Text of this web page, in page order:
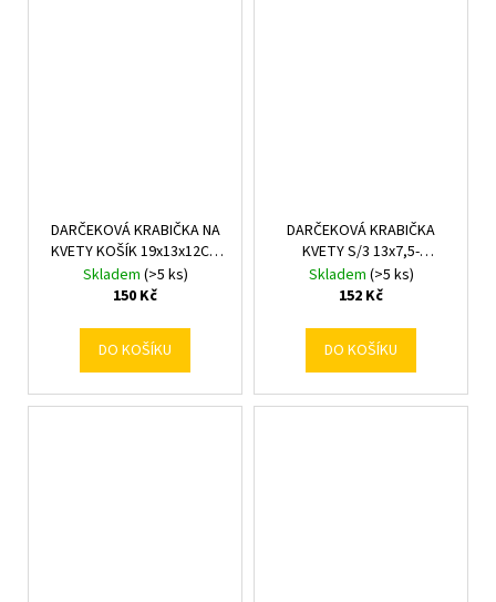
DARČEKOVÁ KRABIČKA NA
KVETY KOŠÍK 19x13x12CM
MIXF
Skladem (>5 ks)
150 Kč
DO KOŠÍKU
DARČEKOVÁ KRABIČKA
KVETY S/3 13x7,5-
17x9,5CM
Skladem (>5 ks)
152 Kč
DO KOŠÍKU